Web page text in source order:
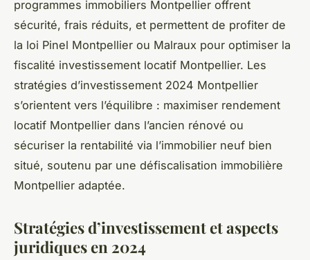
programmes immobiliers Montpellier offrent
sécurité, frais réduits, et permettent de profiter de
la loi Pinel Montpellier ou Malraux pour optimiser la
fiscalité investissement locatif Montpellier. Les
stratégies d’investissement 2024 Montpellier
s’orientent vers l’équilibre : maximiser rendement
locatif Montpellier dans l’ancien rénové ou
sécuriser la rentabilité via l’immobilier neuf bien
situé, soutenu par une défiscalisation immobilière
Montpellier adaptée.
Stratégies d’investissement et aspects
juridiques en 2024